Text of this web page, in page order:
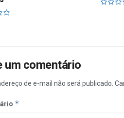
um comentário
de e-mail não será publicado.
*